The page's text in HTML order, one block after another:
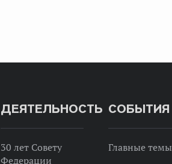
ДЕЯТЕЛЬНОСТЬ
30 лет Совету
Федерации
СОБЫТИЯ
Главные темы